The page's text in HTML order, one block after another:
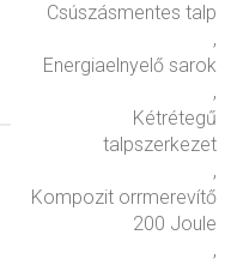
Csúszásmentes talp
,
Energiaelnyelő sarok
,
Kétrétegű
talpszerkezet
,
Kompozit orrmerevítő
200 Joule
,